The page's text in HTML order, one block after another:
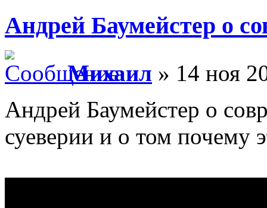
Андрей Баумейстер о
Михаил » 14 ноя
Андрей Баумейстер о
суеверии и о том почему